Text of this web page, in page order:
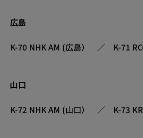
広島
K-70 NHK AM (広島） ／ K-71
山口
K-72 NHK AM (山口） ／ K-73